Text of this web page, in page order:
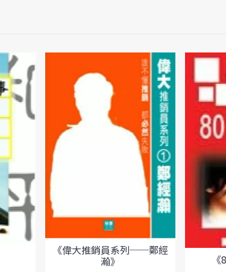
《偉大推銷員系列──鄭經
瀚》